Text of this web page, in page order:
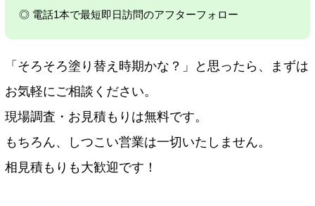
◎ 電話1本で最短即日訪問のアフターフォロー
「そろそろ塗り替え時期かな？」と思ったら、まずは
お気軽にご相談ください。
現場調査・お見積もりは無料です。
もちろん、しつこい営業は一切いたしません。
相見積もりも大歓迎です！